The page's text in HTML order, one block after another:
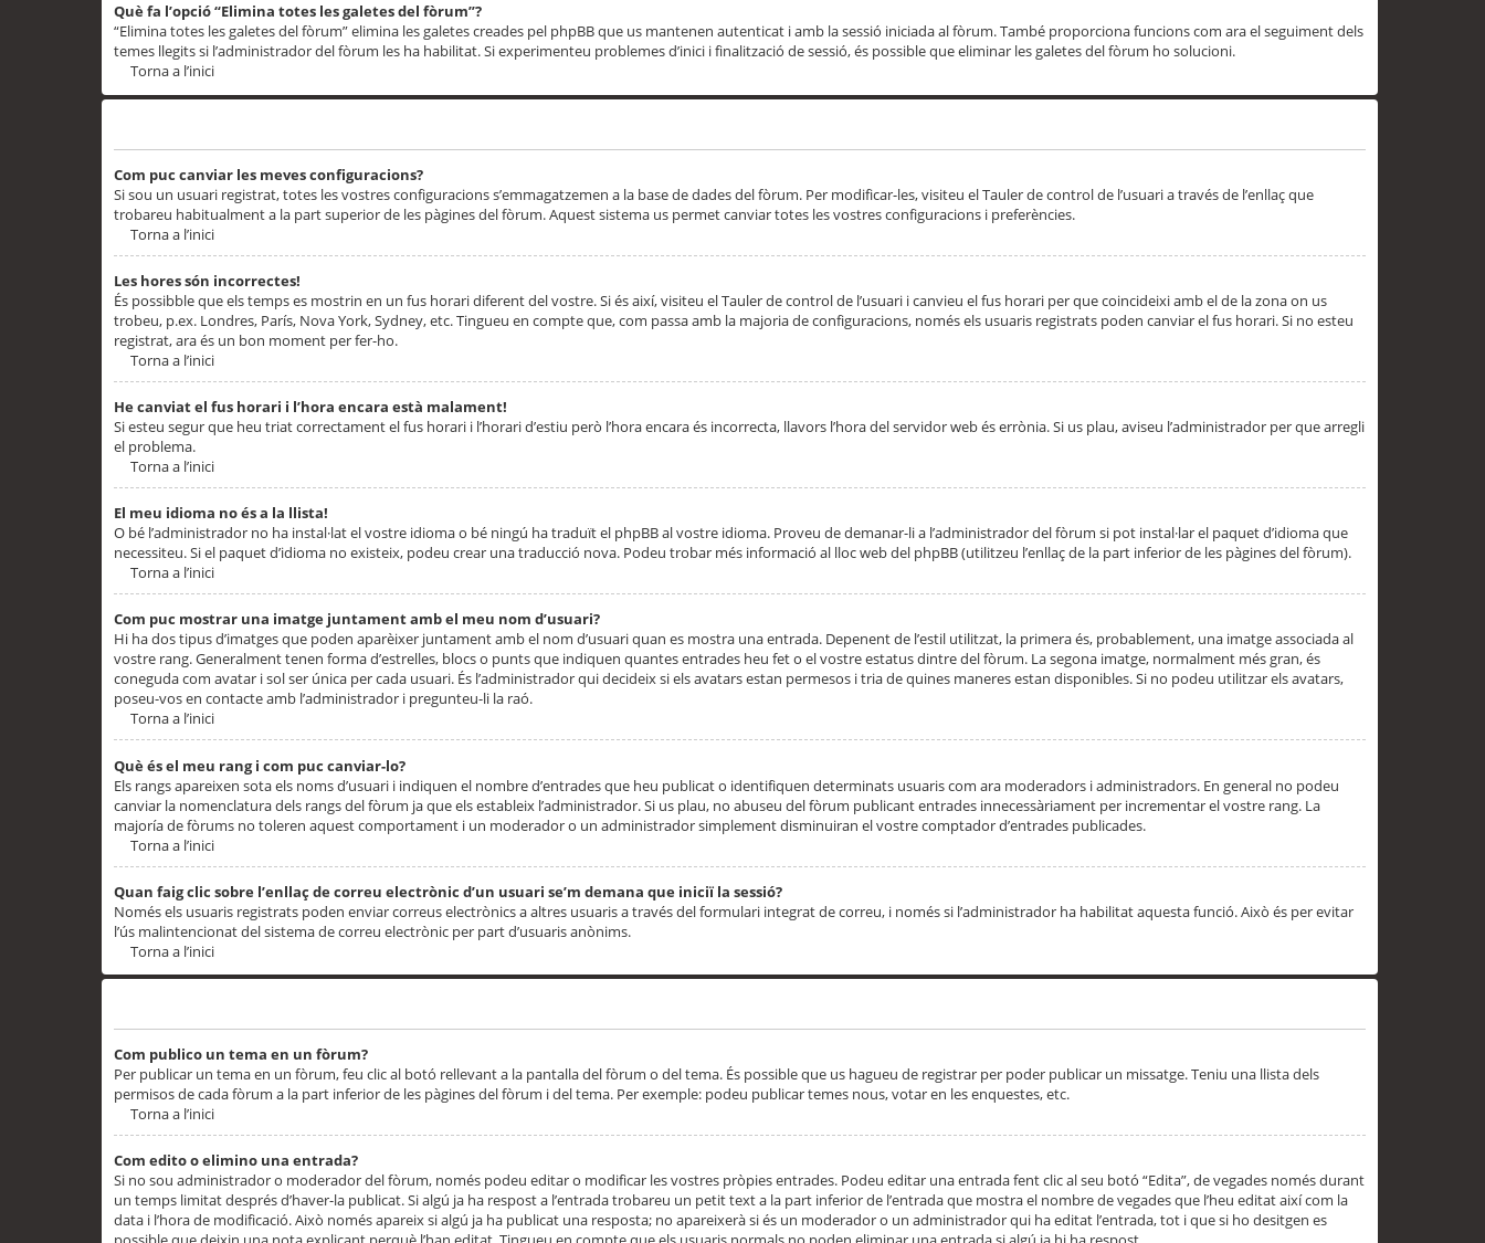
Què fa l’opció “Elimina totes les galetes del fòrum”?
“Elimina totes les galetes del fòrum” elimina les galetes creades pel phpBB que us mantenen autenticat i amb la sessió iniciada al fòrum. També proporciona funcions com ara el seguiment dels
temes llegits si l’administrador del fòrum les ha habilitat. Si experimenteu problemes d’inici i finalització de sessió, és possible que eliminar les galetes del fòrum ho solucioni.
Torna a l’inici
Com puc canviar les meves configuracions?
Si sou un usuari registrat, totes les vostres configuracions s’emmagatzemen a la base de dades del fòrum. Per modificar-les, visiteu el Tauler de control de l’usuari a través de l’enllaç que
trobareu habitualment a la part superior de les pàgines del fòrum. Aquest sistema us permet canviar totes les vostres configuracions i preferències.
Torna a l’inici
Les hores són incorrectes!
És possibble que els temps es mostrin en un fus horari diferent del vostre. Si és així, visiteu el Tauler de control de l’usuari i canvieu el fus horari per que coincideixi amb el de la zona on us
trobeu, p.ex. Londres, París, Nova York, Sydney, etc. Tingueu en compte que, com passa amb la majoria de configuracions, només els usuaris registrats poden canviar el fus horari. Si no esteu
registrat, ara és un bon moment per fer-ho.
Torna a l’inici
He canviat el fus horari i l’hora encara està malament!
Si esteu segur que heu triat correctament el fus horari i l’horari d’estiu però l’hora encara és incorrecta, llavors l’hora del servidor web és errònia. Si us plau, aviseu l’administrador per que arregli
el problema.
Torna a l’inici
El meu idioma no és a la llista!
O bé l’administrador no ha instal·lat el vostre idioma o bé ningú ha traduït el phpBB al vostre idioma. Proveu de demanar-li a l’administrador del fòrum si pot instal·lar el paquet d’idioma que
necessiteu. Si el paquet d’idioma no existeix, podeu crear una traducció nova. Podeu trobar més informació al lloc web del phpBB (utilitzeu l’enllaç de la part inferior de les pàgines del fòrum).
Torna a l’inici
Com puc mostrar una imatge juntament amb el meu nom d’usuari?
Hi ha dos tipus d’imatges que poden aparèixer juntament amb el nom d’usuari quan es mostra una entrada. Depenent de l’estil utilitzat, la primera és, probablement, una imatge associada al
vostre rang. Generalment tenen forma d’estrelles, blocs o punts que indiquen quantes entrades heu fet o el vostre estatus dintre del fòrum. La segona imatge, normalment més gran, és
coneguda com avatar i sol ser única per cada usuari. És l’administrador qui decideix si els avatars estan permesos i tria de quines maneres estan disponibles. Si no podeu utilitzar els avatars,
poseu-vos en contacte amb l’administrador i pregunteu-li la raó.
Torna a l’inici
Què és el meu rang i com puc canviar-lo?
Els rangs apareixen sota els noms d’usuari i indiquen el nombre d’entrades que heu publicat o identifiquen determinats usuaris com ara moderadors i administradors. En general no podeu
canviar la nomenclatura dels rangs del fòrum ja que els estableix l’administrador. Si us plau, no abuseu del fòrum publicant entrades innecessàriament per incrementar el vostre rang. La
majoría de fòrums no toleren aquest comportament i un moderador o un administrador simplement disminuiran el vostre comptador d’entrades publicades.
Torna a l’inici
Quan faig clic sobre l’enllaç de correu electrònic d’un usuari se’m demana que iniciï la sessió?
Només els usuaris registrats poden enviar correus electrònics a altres usuaris a través del formulari integrat de correu, i només si l’administrador ha habilitat aquesta funció. Això és per evitar
l’ús malintencionat del sistema de correu electrònic per part d’usuaris anònims.
Torna a l’inici
Com publico un tema en un fòrum?
Per publicar un tema en un fòrum, feu clic al botó rellevant a la pantalla del fòrum o del tema. És possible que us hagueu de registrar per poder publicar un missatge. Teniu una llista dels
permisos de cada fòrum a la part inferior de les pàgines del fòrum i del tema. Per exemple: podeu publicar temes nous, votar en les enquestes, etc.
Torna a l’inici
Com edito o elimino una entrada?
Si no sou administrador o moderador del fòrum, només podeu editar o modificar les vostres pròpies entrades. Podeu editar una entrada fent clic al seu botó “Edita”, de vegades només durant
un temps limitat després d’haver-la publicat. Si algú ja ha respost a l’entrada trobareu un petit text a la part inferior de l’entrada que mostra el nombre de vegades que l’heu editat així com la
data i l’hora de modificació. Això només apareix si algú ja ha publicat una resposta; no apareixerà si és un moderador o un administrador qui ha editat l’entrada, tot i que si ho desitgen es